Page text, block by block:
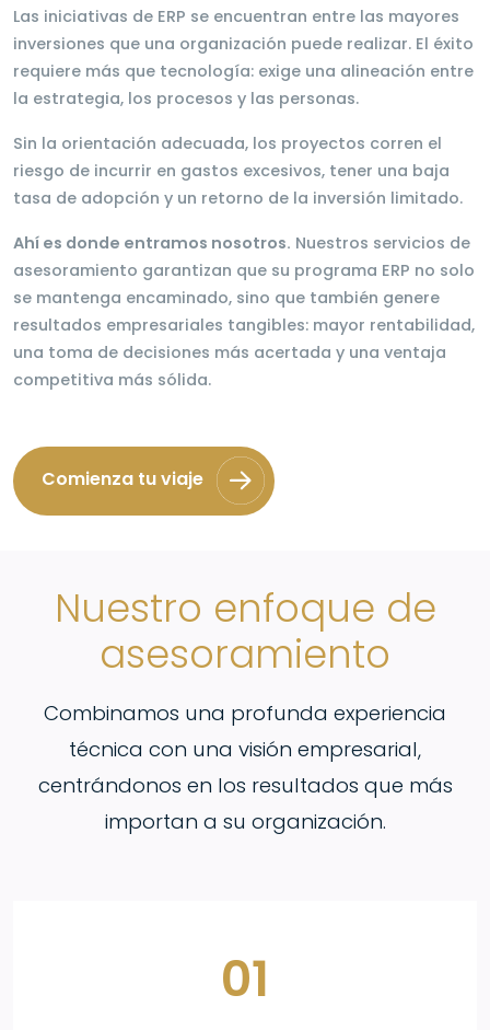
Las iniciativas de ERP se encuentran entre las mayores
inversiones que una organización puede realizar. El éxito
requiere más que tecnología: exige una alineación entre
la estrategia, los procesos y las personas.
Sin la orientación adecuada, los proyectos corren el
riesgo de incurrir en gastos excesivos, tener una baja
tasa de adopción y un retorno de la inversión limitado.
Ahí es donde entramos nosotros. Nuestros servicios de
asesoramiento garantizan que su programa ERP no solo
se mantenga encaminado, sino que también genere
resultados empresariales tangibles: mayor rentabilidad,
una toma de decisiones más acertada y una ventaja
competitiva más sólida.
Comienza tu viaje
Nuestro enfoque de
asesoramiento
Combinamos una profunda experiencia
técnica con una visión empresarial,
centrándonos en los resultados que más
importan a su organización.
01